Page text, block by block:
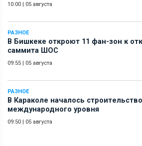
10:00 | 05 августа
РАЗНОЕ
В Бишкеке откроют 11 фан-зон к
саммита ШОС
09:55 | 05 августа
РАЗНОЕ
В Караколе началось
международного уровня
09:50 | 05 августа